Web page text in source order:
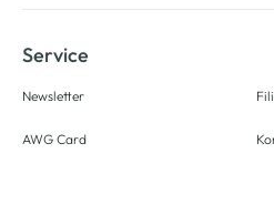
Service
Newsletter
AWG Card